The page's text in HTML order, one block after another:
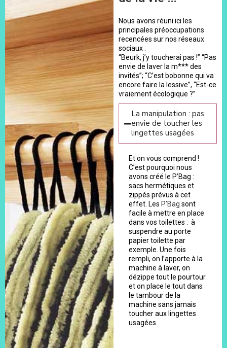
Nous avons réuni ici les
principales préoccupations
recencées sur nos réseaux
sociaux :
“Beurk, j’y toucherai pas !” “Pas
envie de laver la m*** des
invités”; “C’est bobonne qui va
encore faire la lessive”, “Est-ce
vraiement écologique ?”
La manipulation : pas
envie de toucher les
lingettes usagées
Et on vous comprend !
C’est pourquoi nous
avons créé le P’Bag :
sacs hermétiques et
zippés prévus à cet
effet. Les P’Bag sont
facile à mettre en place
dans vos toilettes : à
suspendre au porte
papier toilette par
exemple. Une fois
rempli, on l’apporte à la
machine à laver, on
dézippe tout le pourtour
et on place le tout dans
le tambour de la
machine sans jamais
toucher aux lingettes
usagées.